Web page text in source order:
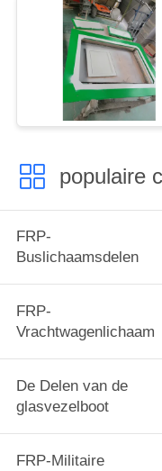
populaire
FRP-
Buslichaamsdelen
FRP-
Vrachtwagenlichaam
De Delen van de
glasvezelboot
FRP-Militaire